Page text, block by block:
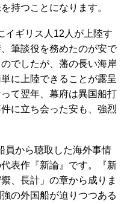
持つことになります。
イギリス人12人が上陸す
筆談役を務めたのが安で
でしたが、藩の長い海岸
に上陸できることが露呈
て翌年、幕府は異国船打
に立ち会った安も、強烈
員から聴取した海外事情
表作『新論』です。『新
、長計」の章から成りま
の外国船が迫りつつある